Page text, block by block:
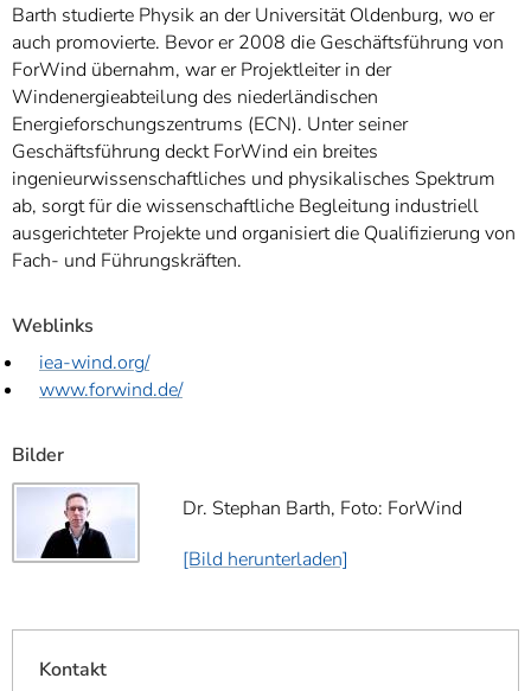
Barth studierte Physik an der Universität Oldenburg, wo er
auch promovierte. Bevor er 2008 die Geschäftsführung von
ForWind übernahm, war er Projektleiter in der
Windenergieabteilung des niederländischen
Energieforschungszentrums (ECN). Unter seiner
Geschäftsführung deckt ForWind ein breites
ingenieurwissenschaftliches und physikalisches Spektrum
ab, sorgt für die wissenschaftliche Begleitung industriell
ausgerichteter Projekte und organisiert die Qualifizierung von
Fach- und Führungskräften.
Weblinks
iea-wind.org/
www.forwind.de/
Bilder
Dr. Stephan Barth, Foto: ForWind
[Bild herunterladen]
Kontakt